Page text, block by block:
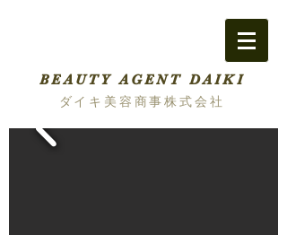
BEAUTY AGENT DAIKI
ダイキ美容商事株式会社